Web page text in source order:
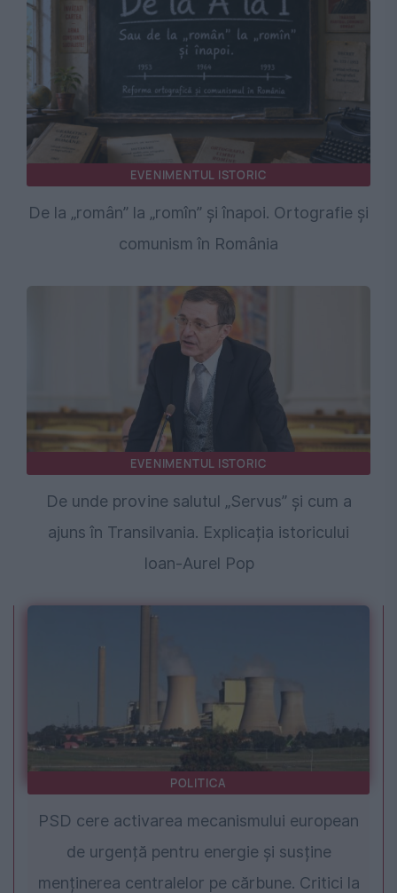
EVENIMENTUL ISTORIC
De la „român” la „romîn” și înapoi. Ortografie și
comunism în România
EVENIMENTUL ISTORIC
De unde provine salutul „Servus” și cum a
ajuns în Transilvania. Explicația istoricului
Ioan-Aurel Pop
POLITICA
PSD cere activarea mecanismului european
de urgență pentru energie și susține
menținerea centralelor pe cărbune. Critici la